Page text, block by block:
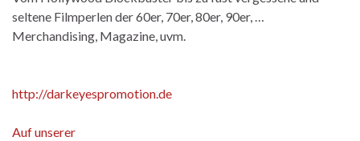
seltene Filmperlen der 60er, 70er, 80er, 90er, …
Merchandising, Magazine, uvm.
http://darkeyespromotion.de
Auf unserer